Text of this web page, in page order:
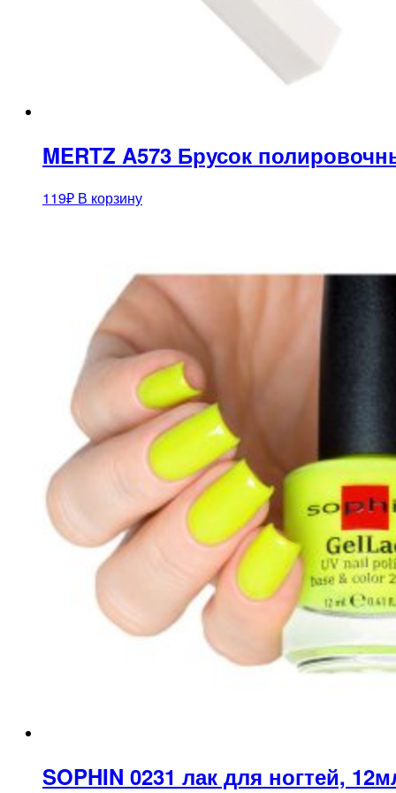
MERTZ A573 Брусок
119₽ В корзину
SOPHIN 0231 лак для ногтей,